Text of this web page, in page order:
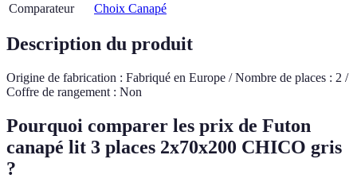
Comparateur
Choix Canapé
Description du produit
Origine de fabrication : Fabriqué en Europe / Nombre de places : 2 /
Coffre de rangement : Non
Pourquoi comparer les prix de Futon
canapé lit 3 places 2x70x200 CHICO gris
?